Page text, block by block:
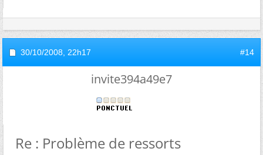
30/10/2008, 22h17 #14
invite394a49e7
Re : Problème de ressorts